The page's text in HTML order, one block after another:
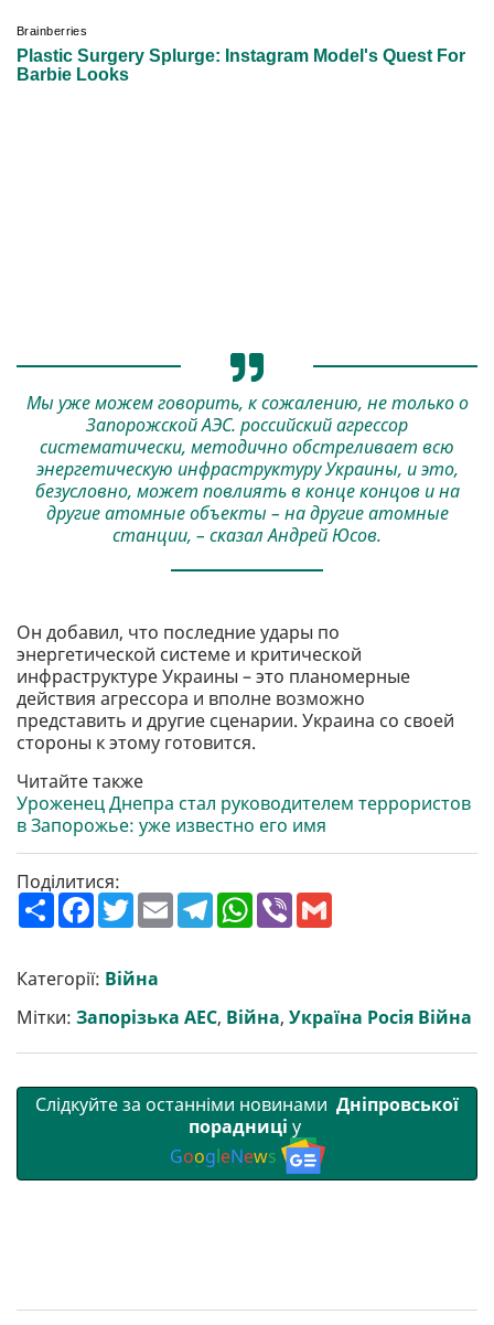
Мы уже можем говорить, к сожалению, не только о
Запорожской АЭС. российский агрессор
систематически, методично обстреливает всю
энергетическую инфраструктуру Украины, и это,
безусловно, может повлиять в конце концов и на
другие атомные объекты – на другие атомные
станции, – сказал Андрей Юсов.
Он добавил, что последние удары по
энергетической системе и критической
инфраструктуре Украины – это планомерные
действия агрессора и вполне возможно
представить и другие сценарии. Украина со своей
стороны к этому готовится.
Читайте также
Уроженец Днепра стал руководителем террористов
в Запорожье: уже известно его имя
Поділитися:
П
о
ш
р
и
и
F
a
c
b
o
k
T
w
t
e
r
E
m
a
T
e
a
m
W
h
a
p
p
V
b
Категорії: Війна
Мітки: Запорізька АЕС, Війна, Україна Росія Війна
Слідкуйте за останніми новинами Дніпровської
порадниці у
GoogleNews